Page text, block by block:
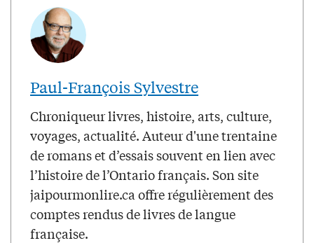
Paul-François Sylvestre
Chroniqueur livres, histoire, arts, culture,
voyages, actualité. Auteur d'une trentaine
de romans et d’essais souvent en lien avec
l’histoire de l’Ontario français. Son site
jaipourmonlire.ca offre régulièrement des
comptes rendus de livres de langue
française.